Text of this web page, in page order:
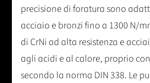
precisione di foratura sono
acciaio e bronzi fino a 1300 N/
di CrNi ad alta resistenza e
agli acidi e al calore, proprio
secondo la norma DIN 338. Le